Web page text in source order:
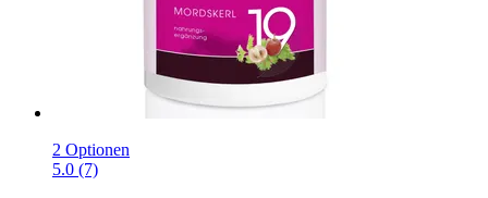
2 Optionen
5.0 (7)